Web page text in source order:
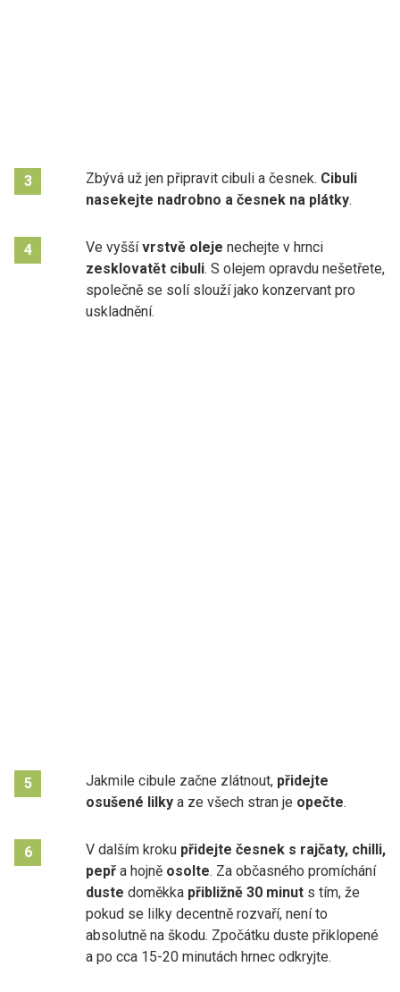
3 Zbývá už jen připravit cibuli a česnek. Cibuli
nasekejte nadrobno a česnek na plátky.
4 Ve vyššívrstvě oleje nechejte v hrnci
zesklovatět cibuli. S olejem opravdu nešetřete,
společně se solí slouží jako konzervant pro
uskladnění.
5 Jakmile cibule začne zlátnout, přidejte
osušené lilky a ze všech stran je opečte.
6 V dalším kroku přidejte česnek s rajčaty, chilli,
pepř a hojně osolte. Za občasného promíchání
duste doměkka přibližně 30 minut s tím, že
pokud se lilky decentně rozvaří, není to
absolutně na škodu. Zpočátku duste přiklopené
a po cca 15-20 minutách hrnec odkryjte.